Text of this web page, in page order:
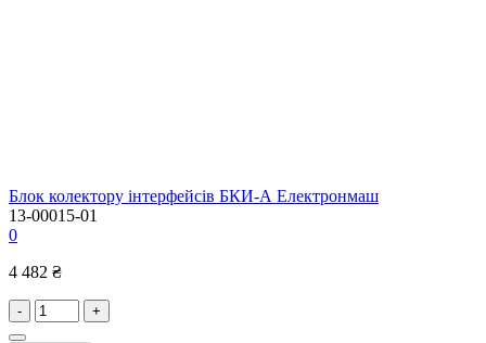
Блок колектору інтерфейсів БКИ-А Електронмаш
13-00015-01
0
4 482 ₴
- +